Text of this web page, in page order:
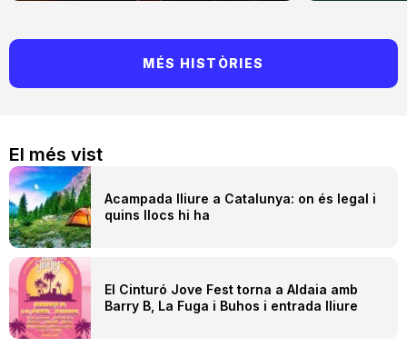
El més vist
Acampada lliure a Catalunya: on és legal i
quins llocs hi ha
El Cinturó Jove Fest torna a Aldaia amb
Barry B, La Fuga i Buhos i entrada lliure
MÉS HISTÒRIES